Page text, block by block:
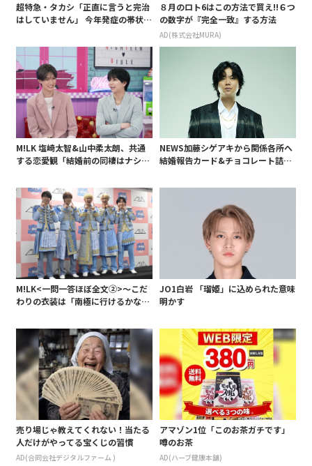
超特急・タカシ「正直に言うと完治
はしていません」 今年発症の帯状疱
白 後遺症も語る
８月のロト6はこの方法で買え!!６つ
の数字が『完全一致』する方法
AD(株式会社MURA)
M!LK 塩崎太智&山中柔太朗、共通
する恋愛観「結婚前の同棲はナシ」
NEWS加藤シゲアキから関係各所へ
結婚報告カード&チョコレート詰め
も添えて
M!LK<一問一答ほぼ全文②>～こだ
わりの衣装は「南極に行けるかなと
JO1白岩 「瑠姫」に込められた意味
明かす
売り場じゃ教えてくれない！当たる
人だけがやってる宝くじの習慣
AD(合同会社デジタルファーム )
アマゾン1位「このお茶ガチです」
噂のお茶
AD(ハーブ健康本舗)